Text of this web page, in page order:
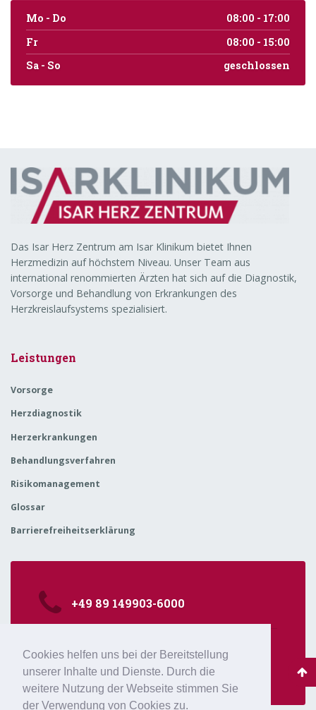
Cookies helfen uns bei der Bereitstellung
unserer Inhalte und Dienste. Durch die
weitere Nutzung der Webseite stimmen Sie
der Verwendung von Cookies zu.
Mo - Do
08:00 - 17:00
Fr
08:00 - 15:00
Sa - So
geschlossen
Das Isar Herz Zentrum am Isar Klinikum bietet Ihnen
Herzmedizin auf höchstem Niveau. Unser Team aus
international renommierten Ärzten hat sich auf die Diagnostik,
Vorsorge und Behandlung von Erkrankungen des
Herzkreislaufsystems spezialisiert.
Leistungen
Vorsorge
Herzdiagnostik
Herzerkrankungen
Behandlungsverfahren
Risikomanagement
Glossar
Barrierefreiheitserklärung
+49 89 149903-6000
Sonnenstr. 24-26, 80331 München